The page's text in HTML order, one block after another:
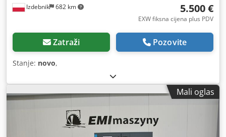
Izdebnik 682 km 5.500 €
EXW fiksna cijena plus PDV
Zatraži Pozovite
Stanje: novo,
Mali oglas